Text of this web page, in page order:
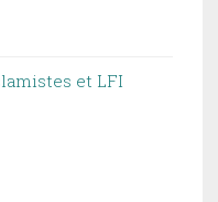
et LFI